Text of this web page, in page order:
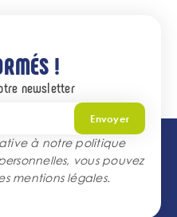
!
newsletter
Envoyer
à notre politique
vous pouvez
mentions légales.